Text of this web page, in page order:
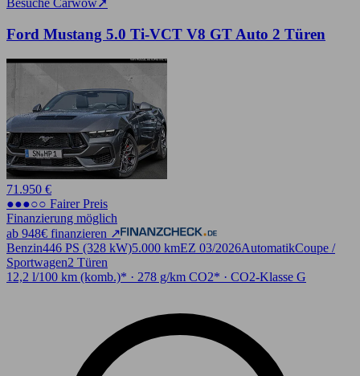
Besuche Carwow➚
Ford Mustang 5.0 Ti-VCT V8 GT Auto 2 Türen
71.950 €
●●●○○ Fairer Preis
Finanzierung möglich
ab 948€ finanzieren ↗
Benzin446 PS (328 kW)5.000 kmEZ 03/2026AutomatikCoupe /
Sportwagen2 Türen
12,2 l/100 km (komb.)* · 278 g/km CO2* · CO2-Klasse G